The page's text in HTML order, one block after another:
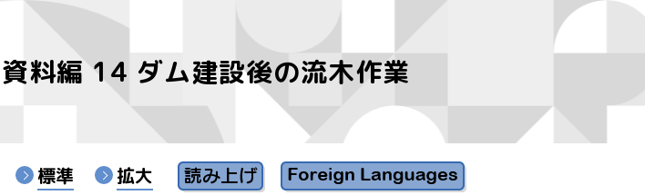
ル
料編 14 ダム建設後の流木作業
標準 拡大